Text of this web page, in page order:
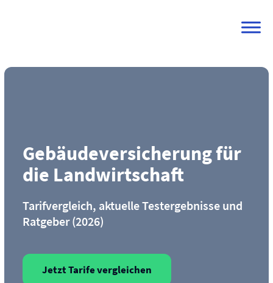
Gebäude­versicherung für
die Landwirtschaft
Tarifvergleich, aktuelle Testergebnisse und
Ratgeber (2026)
Jetzt Tarife vergleichen